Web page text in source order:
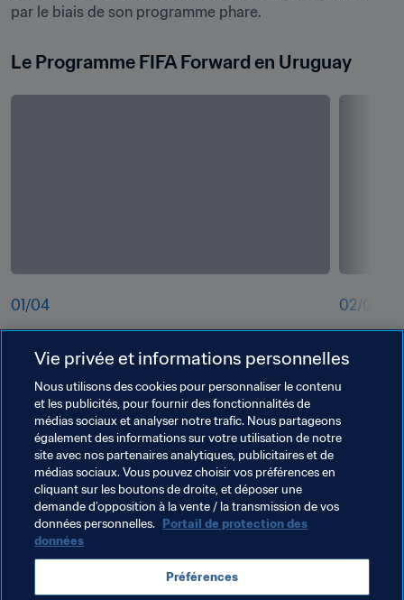
par le biais de son programme phare.
Le Programme FIFA Forward en Uruguay
01 /04
FIFA FORWARD GLOBAL REPORT Uruguay
02/04
Thèmes en lien
FIFA Forward Uruguay
Vie privée et informations personnelles
Nous utilisons des cookies pour personnaliser le contenu
et les publicités, pour fournir des fonctionnalités de
médias sociaux et analyser notre trafic. Nous partageons
également des informations sur votre utilisation de notre
site avec nos partenaires analytiques, publicitaires et de
médias sociaux. Vous pouvez choisir vos préférences en
cliquant sur les boutons de droite, et déposer une
demande d’opposition à la vente / la transmission de vos
données personnelles. Portail de protection des
données
Préférences